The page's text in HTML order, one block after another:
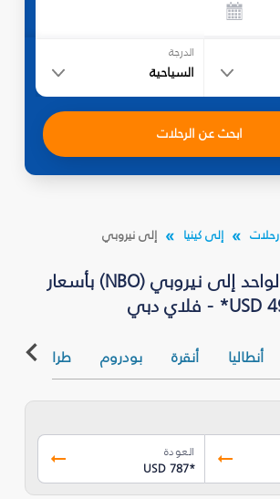
الدرجة
السياحية
ابحث عن الرحلات
رحلات إلى كينيا إلى نيروبي
رحلات الاتجاه الواحد إلى نيروبي (NBO) بأسعار
أنطاليا أنقرة بودروم طرابزون
العودة
USD 787*